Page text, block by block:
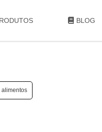
BLOG
alimentos